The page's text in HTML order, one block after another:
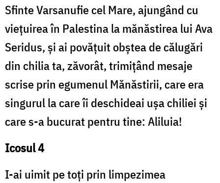
Sfinte Varsanufie cel Mare, ajungând cu
viețuirea în Palestina la mănăstirea lui Ava
Seridus, și ai povățuit obștea de călugări
din chilia ta, zăvorât, trimițând mesaje
scrise prin egumenul Mănăstirii, care era
singurul la care îi deschideai ușa chiliei și
care s-a bucurat pentru tine: Aliluia!
Icosul 4
I-ai uimit pe toți prin limpezimea